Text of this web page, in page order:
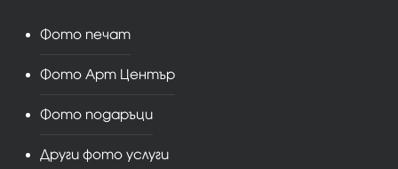
Фото печат
Фото Арт Център
Фото подаръци
Други фото услуги